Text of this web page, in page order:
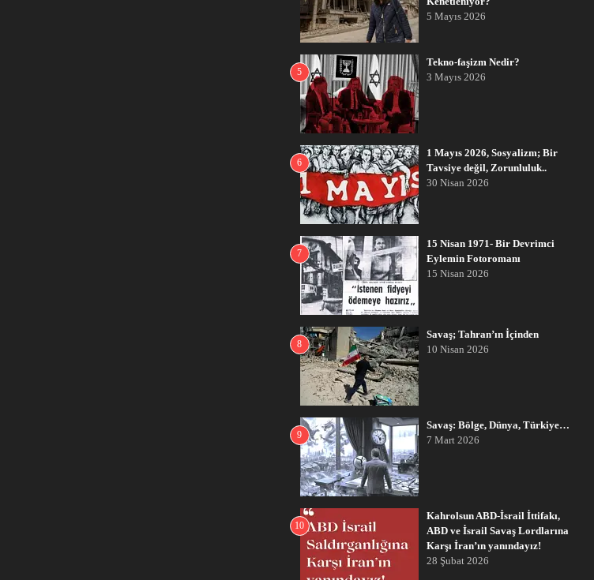
5 Mayıs 2026
5
Tekno-faşizm Nedir?
3 Mayıs 2026
6
1 Mayıs 2026, Sosyalizm; Bir
Tavsiye değil, Zorunluluk..
30 Nisan 2026
7
15 Nisan 1971- Bir Devrimci
Eylemin Fotoromanı
15 Nisan 2026
8
Savaş; Tahran’ın İçinden
10 Nisan 2026
9
Savaş: Bölge, Dünya, Türkiye…
7 Mart 2026
10
Kahrolsun ABD-İsrail İttifakı,
ABD ve İsrail Savaş Lordlarına
Karşı İran’ın yanındayız!
28 Şubat 2026